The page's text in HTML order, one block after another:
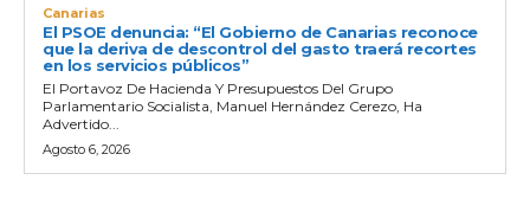
Canarias
El PSOE denuncia: “El Gobierno de Canarias reconoce
que la deriva de descontrol del gasto traerá recortes
en los servicios públicos”
El Portavoz De Hacienda Y Presupuestos Del Grupo
Parlamentario Socialista, Manuel Hernández Cerezo, Ha
Advertido...
Agosto 6, 2026